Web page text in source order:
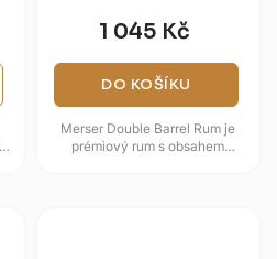
1 045 Kč
DO KOŠÍKU
Merser Double Barrel Rum je
prémiový rum s obsahem